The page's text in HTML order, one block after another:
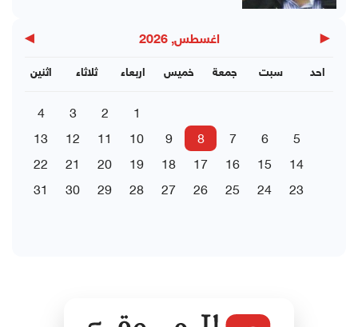
◀ اغسطس, 2026 ▶
اثنين ثلاثاء اربعاء خميس جمعة سبت احد
1
2
3
4
5
6
7
8
9
10
11
12
13
14
15
16
17
18
19
20
21
22
23
24
25
26
27
28
29
30
31